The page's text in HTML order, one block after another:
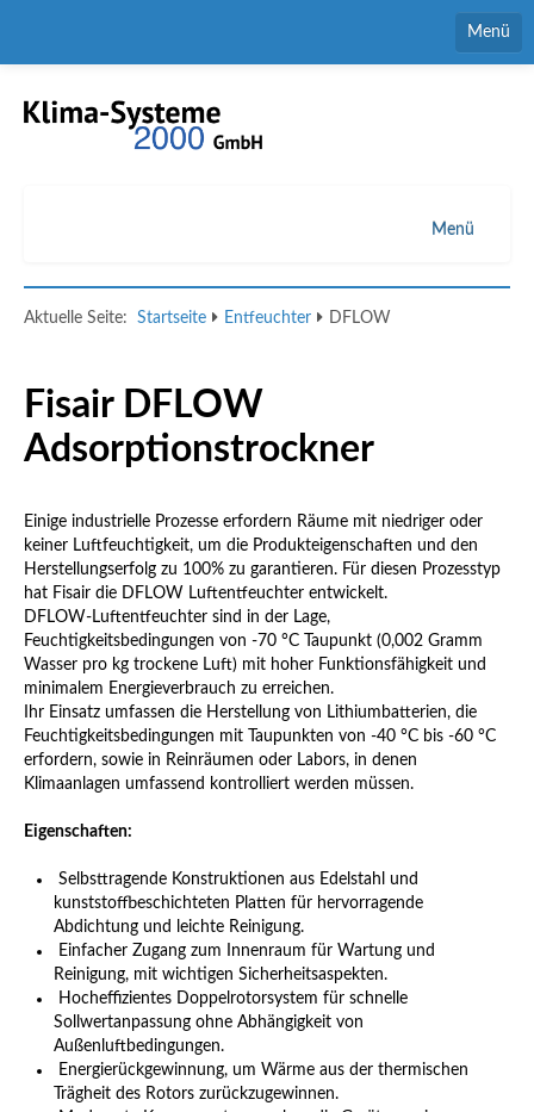
Menü
Home
Stellenmarkt
Menü
Luftbefeuchter
Service
Aktuelle Seite: Startseite Entfeuchter DFLOW
Fisair DFLOW
Adsorptionstrockner
Einige industrielle Prozesse erfordern Räume mit niedriger oder
keiner Luftfeuchtigkeit, um die Produkteigenschaften und den
Herstellungserfolg zu 100% zu garantieren. Für diesen Prozesstyp
hat Fisair die DFLOW Luftentfeuchter entwickelt.
DFLOW-Luftentfeuchter sind in der Lage,
Feuchtigkeitsbedingungen von -70 °C Taupunkt (0,002 Gramm
Wasser pro kg trockene Luft) mit hoher Funktionsfähigkeit und
minimalem Energieverbrauch zu erreichen.
Ihr Einsatz umfassen die Herstellung von Lithiumbatterien, die
Feuchtigkeitsbedingungen mit Taupunkten von -40 °C bis -60 °C
erfordern, sowie in Reinräumen oder Labors, in denen
Klimaanlagen umfassend kontrolliert werden müssen.
Eigenschaften:
Selbsttragende Konstruktionen aus Edelstahl und
kunststoffbeschichteten Platten für hervorragende
Abdichtung und leichte Reinigung.
Einfacher Zugang zum Innenraum für Wartung und
Reinigung, mit wichtigen Sicherheitsaspekten.
Hocheffizientes Doppelrotorsystem für schnelle
Sollwertanpassung ohne Abhängigkeit von
Außenluftbedingungen.
Energierückgewinnung, um Wärme aus der thermischen
Trägheit des Rotors zurückzugewinnen.